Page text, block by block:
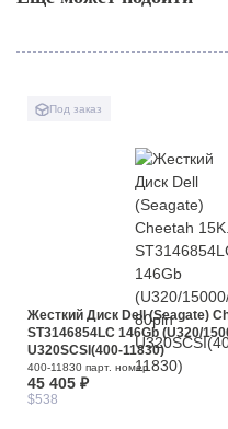
Под заказ
Жесткий Диск Dell (Seagate)
ST3146854LC 146Gb (U320/
U320SCSI(400-11830)
400-11830 парт. номер
45 405 ₽
$538